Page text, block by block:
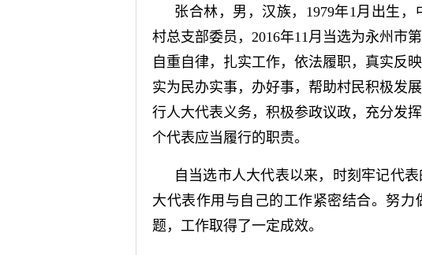
张合林，男，汉族，1979年1月出生
村总支部委员，2016年11月当选为永州市
自重自律，扎实工作，依法履职，真实反
实为民办实事，办好事，帮助村民积极发
行人大代表义务，积极参政议政，充分发
个代表应当履行的职责。
自当选市人大代表以来，时刻牢记代
大代表作用与自己的工作紧密结合。努力
题，工作取得了一定成效。